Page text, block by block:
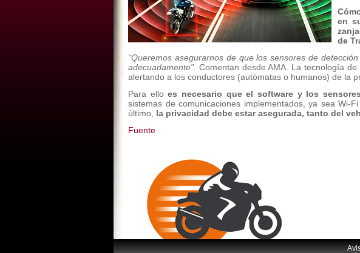
en
de
“Queremos asegurarnos de que los sensores de
adecuadamente". Comentan desde AMA. La tecnología
alertando a los conductores (autómatas o humanos) de la
Para elloes necesario que el software y los
sistemas de comunicaciones implementados, ya sea Wi-
último, la privacidad debe estar asegurada, tanto del
Fuente